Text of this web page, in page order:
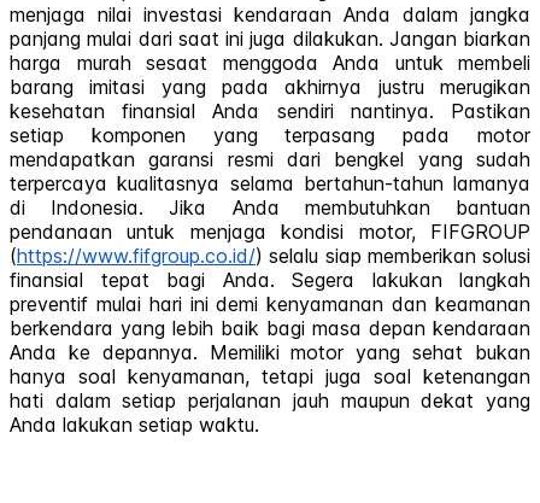
menjaga nilai investasi kendaraan Anda dalam jangka
panjang mulai dari saat ini juga dilakukan. Jangan biarkan
harga murah sesaat menggoda Anda untuk membeli
barang imitasi yang pada akhirnya justru merugikan
kesehatan finansial Anda sendiri nantinya. Pastikan
setiap komponen yang terpasang pada motor
mendapatkan garansi resmi dari bengkel yang sudah
terpercaya kualitasnya selama bertahun-tahun lamanya
di Indonesia. Jika Anda membutuhkan bantuan
pendanaan untuk menjaga kondisi motor, FIFGROUP
(https://www.fifgroup.co.id/) selalu siap memberikan solusi
finansial tepat bagi Anda. Segera lakukan langkah
preventif mulai hari ini demi kenyamanan dan keamanan
berkendara yang lebih baik bagi masa depan kendaraan
Anda ke depannya. Memiliki motor yang sehat bukan
hanya soal kenyamanan, tetapi juga soal ketenangan
hati dalam setiap perjalanan jauh maupun dekat yang
Anda lakukan setiap waktu.